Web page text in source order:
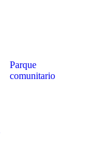
Parque
comunitario